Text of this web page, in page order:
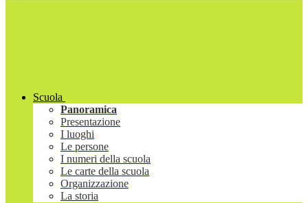
Scuola
Panoramica
Presentazione
I luoghi
Le persone
I numeri della scuola
Le carte della scuola
Organizzazione
La storia